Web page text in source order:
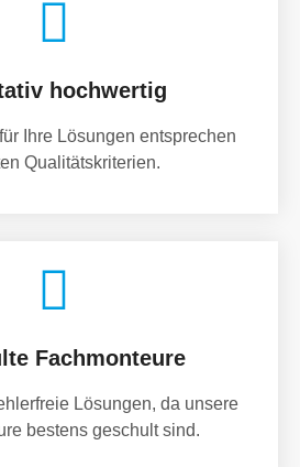
hochwertig
Ihre Lösungen entsprechen
Qualitätskriterien.
Fachmonteure
Lösungen, da unsere
bestens geschult sind.